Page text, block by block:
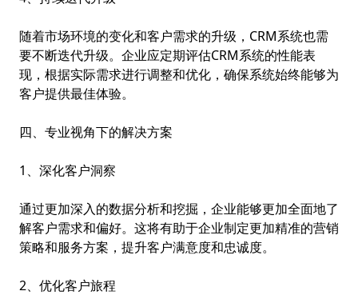
随着市场环境的变化和客户需求的升级，CRM系统也需
要不断迭代升级。企业应定期评估CRM系统的性能表
现，根据实际需求进行调整和优化，确保系统始终能够为
客户提供最佳体验。
四、专业视角下的解决方案
1、深化客户洞察
通过更加深入的数据分析和挖掘，企业能够更加全面地了
解客户需求和偏好。这将有助于企业制定更加精准的营销
策略和服务方案，提升客户满意度和忠诚度。
2、优化客户旅程